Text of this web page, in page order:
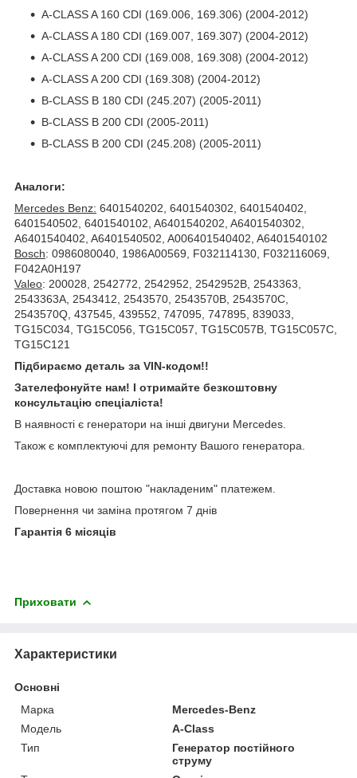
A-CLASS A 160 CDI (169.006, 169.306) (2004-2012)
A-CLASS A 180 CDI (169.007, 169.307) (2004-2012)
A-CLASS A 200 CDI (169.008, 169.308) (2004-2012)
A-CLASS A 200 CDI (169.308) (2004-2012)
B-CLASS B 180 CDI (245.207) (2005-2011)
B-CLASS B 200 CDI (2005-2011)
B-CLASS B 200 CDI (245.208) (2005-2011)
Аналоги:
Mercedes Benz: 6401540202, 6401540302, 6401540402,
6401540502, 6401540102, A6401540202, A6401540302,
A6401540402, A6401540502, A006401540402, A6401540102
Bosch: 0986080040, 1986A00569, F032114130, F032116069,
F042A0H197
Valeo: 200028, 2542772, 2542952, 2542952B, 2543363,
2543363A, 2543412, 2543570, 2543570B, 2543570C,
2543570Q, 437545, 439552, 747095, 747895, 839033,
TG15C034, TG15C056, TG15C057, TG15C057B, TG15C057C,
TG15C121
Підбираємо деталь за VIN-кодом!!
Зателефонуйте нам! І отримайте безкоштовну
консультацію спеціаліста!
В наявності є генератори на інші двигуни Mercedes.
Також є комплектуючі для ремонту Вашого генератора.
Доставка новою поштою "накладеним" платежем.
Повернення чи заміна протягом 7 днів
Гарантія 6 місяців
Приховати
Характеристики
Основні
Марка
Mercedes-Benz
Модель
A-Class
Тип
Генератор постійного
струму